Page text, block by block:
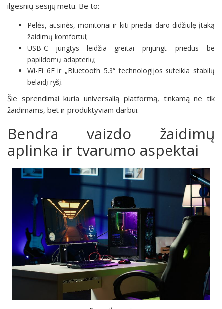
ilgesnių sesijų metu. Be to:
Pelės, ausinės, monitoriai ir kiti priedai daro didžiulę įtaką
žaidimų komfortui;
USB-C jungtys leidžia greitai prijungti priedus be
papildomų adapterių;
Wi-Fi 6E ir „Bluetooth 5.3“ technologijos suteikia stabilų
belaidį ryšį.
Šie sprendimai kuria universalią platformą, tinkamą ne tik
žaidimams, bet ir produktyviam darbui.
Bendra vaizdo žaidimų
aplinka ir tvarumo aspektai